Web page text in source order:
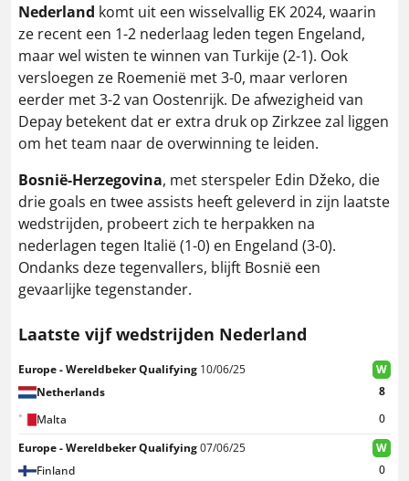
Nederland komt uit een wisselvallig EK 2024, waarin
ze recent een 1-2 nederlaag leden tegen Engeland,
maar wel wisten te winnen van Turkije (2-1). Ook
versloegen ze Roemenië met 3-0, maar verloren
eerder met 3-2 van Oostenrijk. De afwezigheid van
Depay betekent dat er extra druk op Zirkzee zal liggen
om het team naar de overwinning te leiden​.
Bosnië-Herzegovina, met sterspeler Edin Džeko, die
drie goals en twee assists heeft geleverd in zijn laatste
wedstrijden, probeert zich te herpakken na
nederlagen tegen Italië (1-0) en Engeland (3-0).
Ondanks deze tegenvallers, blijft Bosnië een
gevaarlijke tegenstander​.
Laatste vijf wedstrijden Nederland
Europe - Wereldbeker Qualifying 10/06/25 W
Malta 0
Netherlands 8
Europe - Wereldbeker Qualifying07/06/25
W
Finland
0